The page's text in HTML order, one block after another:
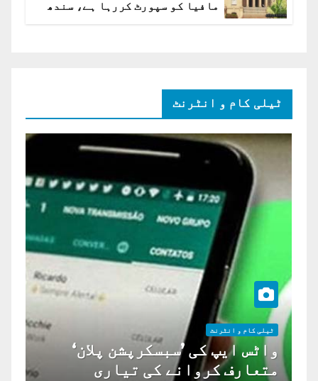
مافیا کو سپورٹ کررہا ہے، سندھ
ٹیلی کام و انٹرنٹ
ٹیلی کام و انٹرنٹ
واٹس ایپ کی ’سبسکرپشن پلان‘
متعارف کروانے کی تیاری